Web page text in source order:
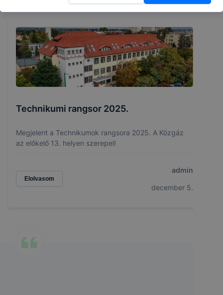
Technikumi rangsor 2025.
Megjelent a Technikumok rangsora 2025. A Közgáz
az előkelő 13. helyen szerepel!
Elolvasom
admin
december 5.